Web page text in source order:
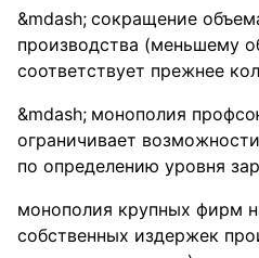
сокращение
производства (меньшему
соответствует прежнее
монополия
ограничивает
по определению уровня
монополия крупных фирм
собственных издержек